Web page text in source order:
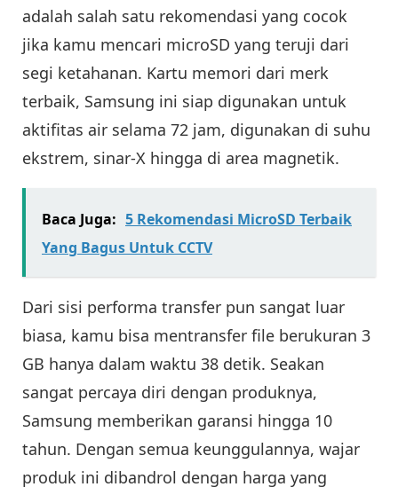
adalah salah satu rekomendasi yang cocok
jika kamu mencari microSD yang teruji dari
segi ketahanan. Kartu memori dari merk
terbaik, Samsung ini siap digunakan untuk
aktifitas air selama 72 jam, digunakan di suhu
ekstrem, sinar-X hingga di area magnetik.
Baca Juga: 5 Rekomendasi MicroSD Terbaik
Yang Bagus Untuk CCTV
Dari sisi performa transfer pun sangat luar
biasa, kamu bisa mentransfer file berukuran 3
GB hanya dalam waktu 38 detik. Seakan
sangat percaya diri dengan produknya,
Samsung memberikan garansi hingga 10
tahun. Dengan semua keunggulannya, wajar
produk ini dibandrol dengan harga yang